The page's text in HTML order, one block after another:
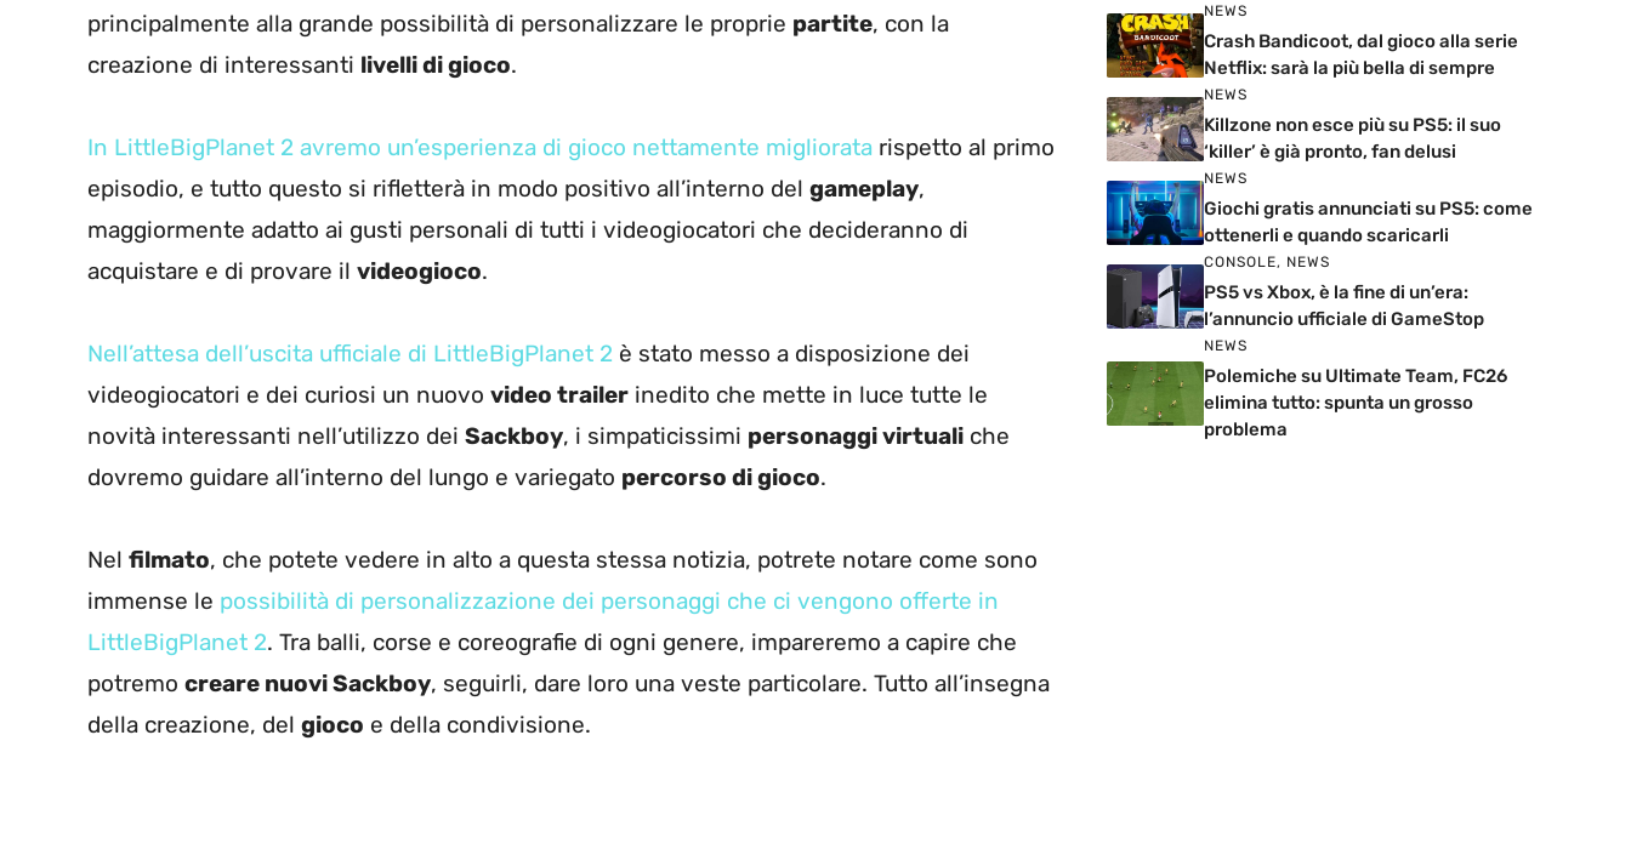
principalmente alla grande possibilità di personalizzare le proprie partite, con la
creazione di interessanti livelli di gioco.
In LittleBigPlanet 2 avremo un’esperienza di gioco nettamente migliorata rispetto al primo
episodio, e tutto questo si rifletterà in modo positivo all’interno del gameplay,
maggiormente adatto ai gusti personali di tutti i videogiocatori che decideranno di
acquistare e di provare il videogioco.
Nell’attesa dell’uscita ufficiale di LittleBigPlanet 2 è stato messo a disposizione dei
videogiocatori e dei curiosi un nuovo video trailer inedito che mette in luce tutte le
novità interessanti nell’utilizzo dei Sackboy, i simpaticissimi personaggi virtuali che
dovremo guidare all’interno del lungo e variegato percorso di gioco.
Nel filmato, che potete vedere in alto a questa stessa notizia, potrete notare come sono
immense le possibilità di personalizzazione dei personaggi che ci vengono offerte in
LittleBigPlanet 2. Tra balli, corse e coreografie di ogni genere, impareremo a capire che
potremo creare nuovi Sackboy, seguirli, dare loro una veste particolare. Tutto all’insegna
della creazione, del gioco e della condivisione.
NEWS
Crash Bandicoot, dal gioco alla serie
Netflix: sarà la più bella di sempre
NEWS
Killzone non esce più su PS5: il suo
‘killer’ è già pronto, fan delusi
NEWS
Giochi gratis annunciati su PS5: come
ottenerli e quando scaricarli
CONSOLE, NEWS
PS5 vs Xbox, è la fine di un’era:
l’annuncio ufficiale di GameStop
NEWS
Polemiche su Ultimate Team, FC26
elimina tutto: spunta un grosso
problema